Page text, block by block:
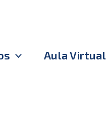
Aula Virtual